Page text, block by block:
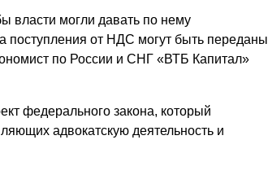
власти могли давать по нему
поступления от НДС могут быть переданы
по России и СНГ «ВТБ Капитал»
федерального закона, который
адвокатскую деятельность и